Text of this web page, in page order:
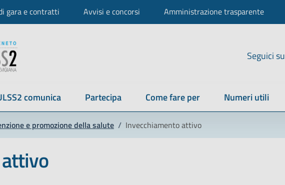
gara e contratti Avvisi e concorsi Amministrazione trasparente
Seguici su
comunica Partecipa Come fare per Numeri utili
e promozione della salute / Invecchiamento attivo